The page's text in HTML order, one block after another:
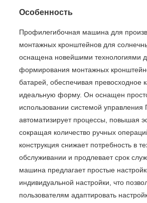
Особенность
Профилегибочная машина для
монтажных кронштейнов для
оснащена новейшими технологиями
формирования монтажных
батарей, обеспечивая превосходное
идеальную форму. Он оснащен
использовании системой управления
автоматизирует процессы, повышая
сокращая количество ручных
конструкция снижает потребность в
обслуживании и продлевает срок
машина предлагает простые
индивидуальной настройки, что
пользователям адаптировать